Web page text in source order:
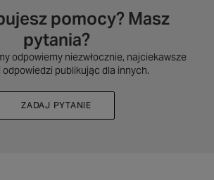
pomocy? Masz
pytania?
odpowiemy niezwłocznie, najciekawsze
odpowiedzi publikując dla innych.
ZADAJ PYTANIE